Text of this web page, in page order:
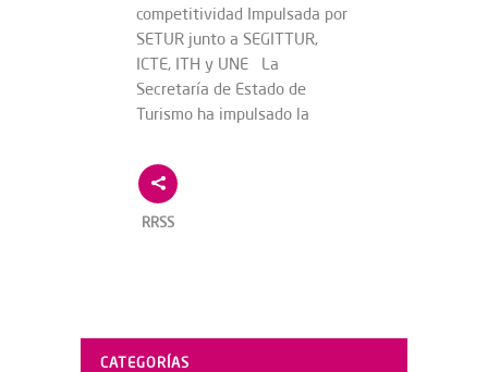
competitividad Impulsada por
SETUR junto a SEGITTUR,
ICTE, ITH y UNE La
Secretaría de Estado de
Turismo ha impulsado la
RRSS
CATEGORÍAS